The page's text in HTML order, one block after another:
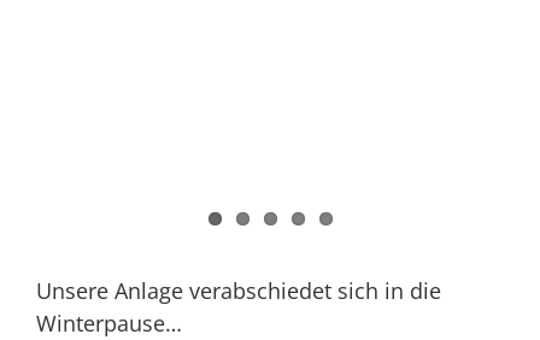
Unsere Anlage verabschiedet sich in die
Winterpause…